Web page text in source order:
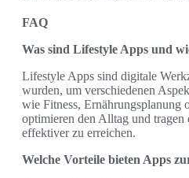
FAQ
Was sind Lifestyle Apps und
Lifestyle Apps sind digitale
wurden, um verschiedenen
wie Fitness, Ernährungsplanung
optimieren den Alltag und
effektiver zu erreichen.
Welche Vorteile bieten Apps